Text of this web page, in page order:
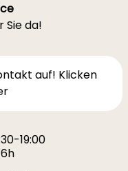
Sie da!
auf! Klicken
19:00